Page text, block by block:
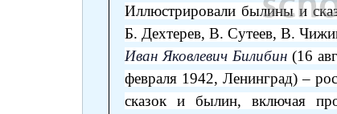
Иллюстрировали былины и
Б. Дехтерев, В. Сутеев, В.
Иван Яковлевич Билибин (16
февраля 1942, Ленинград) –
сказок и былин, включая